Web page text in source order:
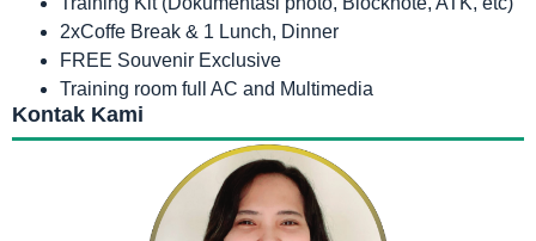
2xCoffe Break & 1 Lunch, Dinner
FREE Souvenir Exclusive
Training room full AC and Multimedia
Kontak Kami